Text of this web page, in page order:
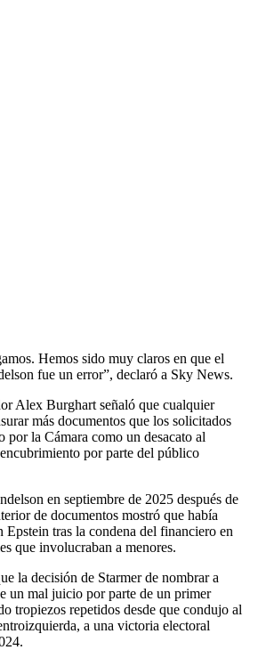
Hemos sido muy claros en que el
fue un error”, declaró a Sky News.
Alex Burghart señaló que cualquier
más documentos que los solicitados
por la Cámara como un desacato al
por parte del público
en septiembre de 2025 después de
de documentos mostró que había
Epstein tras la condena del financiero en
que involucraban a menores.
la decisión de Starmer de nombrar a
un mal juicio por parte de un primer
tropiezos repetidos desde que condujo al
a una victoria electoral